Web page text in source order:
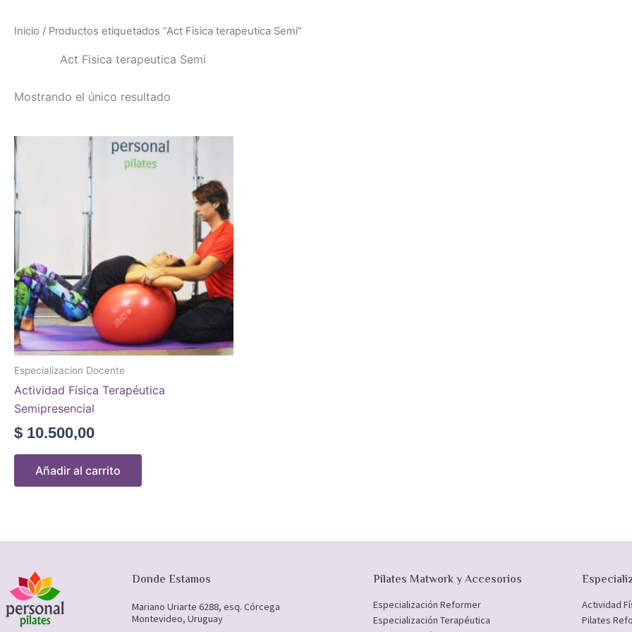
Inicio / Productos etiquetados “Act Fisica terapeutica Semi”
Act Fisica terapeutica Semi
Mostrando el único resultado
Especializacion Docente
Actividad Física Terapéutica
Semipresencial
$ 10.500,00
Añadir al carrito
Donde Estamos
Mariano Uriarte 6288, esq. Córcega
Montevideo, Uruguay
Pilates Matwork y Accesorios
Especialización Reformer
Especialización Terapéutica
Actividad
Pilates